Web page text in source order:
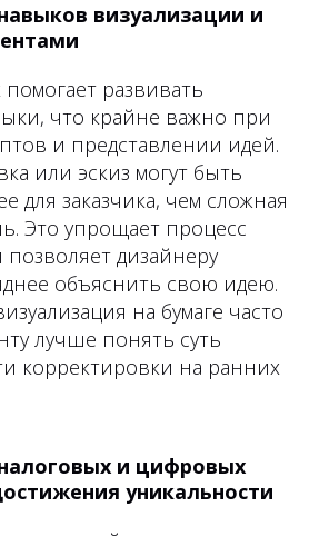
визуализации и
развивать
что крайне важно при
и представлении идей.
или эскиз могут быть
для заказчика, чем сложная
Это упрощает процесс
дизайнеру
объяснить свою идею.
на бумаге часто
лучше понять суть
корректировки на ранних
и цифровых
уникальности